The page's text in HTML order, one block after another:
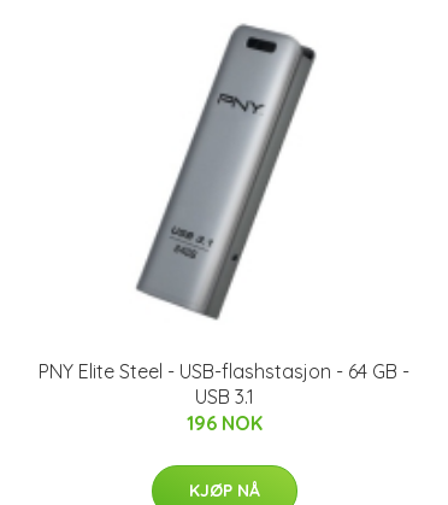
PNY Elite Steel - USB-flashstasjon - 64 GB -
USB 3.1
196 NOK
KJØP NÅ